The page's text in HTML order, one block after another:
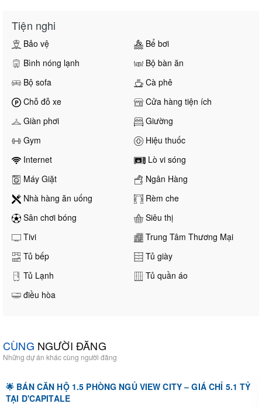
Tiện nghi
Bảo vệ
Bể bơi
Bình nóng lạnh
Bộ bàn ăn
Bộ sofa
Cà phê
Chỗ đỗ xe
Cửa hàng tiện ích
Giàn phơi
Giường
Gym
Hiệu thuốc
Internet
Lò vi sóng
Máy Giặt
Ngân Hàng
Nhà hàng ăn uống
Rèm che
Sân chơi bóng
Siêu thị
Tivi
Trung Tâm Thương Mại
Tủ bếp
Tủ giày
Tủ Lạnh
Tủ quần áo
điều hòa
CÙNG NGƯỜI ĐĂNG
Những dự án khác cùng người đăng
🌟 BÁN CĂN HỘ 1.5 PHÒNG NGỦ VIEW CITY – GIÁ CHỈ 5.1 TỶ
TẠI D'CAPITALE